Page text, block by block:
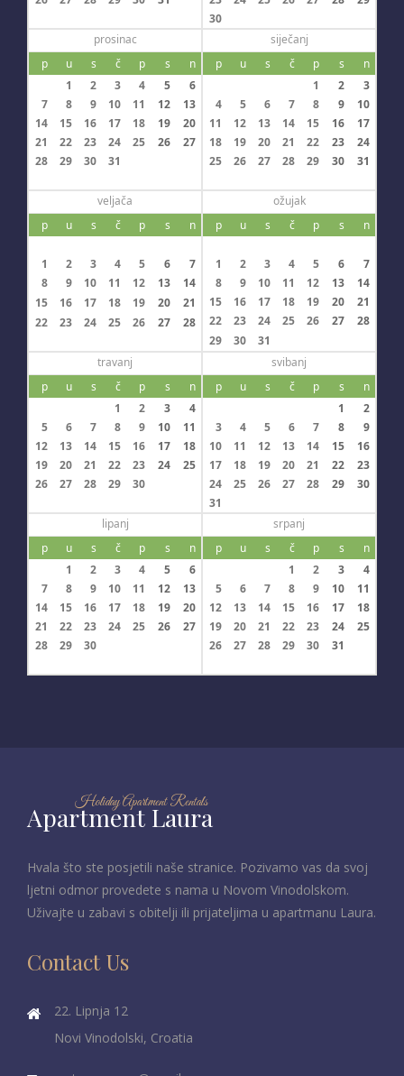
30
prosinac
p
u s č p s
n
1
2 3 4 5
6
7
8 9 10 11 12
13
14
15 16 17 18 19
20
21
22 23 24 25 26
27
28
29 30 31
siječanj
p
u s č p s
n
1
2
3
4
5 6 7 8 9
10
11
12 13 14 15 16
17
18
19 20 21 22 23
24
25
26 27 28 29 30 31
veljača
p
u s č p s n
1 2 3 4 5 6
7
8
9 10 11 12 13
14
15
16 17 18 19 20
21
22
23 24 25 26 27 28
ožujak
p
u s č p s n
1 2 3 4 5 6
7
8
9 10 11 12 13
14
15
16 17 18 19 20
21
22
23 24 25 26 27
28
29
30
31
travanj
p
u s č p s
n
1
2 3
4
5
6 7 8 9 10
11
12
13 14 15 16 17
18
19
20 21 22 23 24
25
26
27 28 29 30
svibanj
p
u s č p s
n
1
2
3
4 5 6 7 8
9
10
11 12 13 14 15
16
17
18 19 20 21 22
23
24
25 26 27 28 29
30
31
lipanj
p
u s č p s
n
1
2 3 4 5
6
7
8 9 10 11 12
13
14
15 16 17 18 19
20
21
22 23 24 25 26
27
28
29 30
srpanj
p
u s č p s
n
1
2 3
4
5
6 7 8 9 10
11
12
13 14 15 16 17
18
19
20 21 22 23 24
25
26
27 28 29 30 31
Apartment Laura
Holiday Apartment Rentals
Hvala što ste posjetili naše stranice. Pozivamo vas da svoj
ljetni odmor provedete s nama u Novom Vinodolskom.
Uživajte u zabavi s obitelji ili prijateljima u apartmanu Laura.
Contact Us
22. Lipnja 12
Novi Vinodolski, Croatia